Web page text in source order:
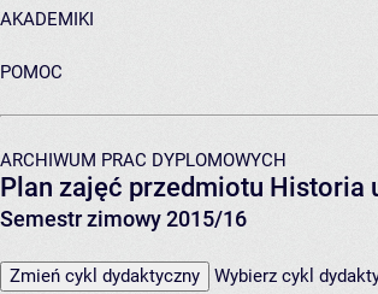
AKADEMIKI
POMOC
ARCHIWUM PRAC DYPLOMOWYCH
Plan zajęć przedmiotu Historia
Semestr zimowy 2015/16
Zmień cykl dydaktyczny Wybierz cykl